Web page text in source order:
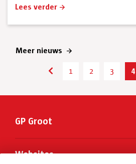
Lees verder
Meer nieuws
1 2 3 4
GP Groot
Websites